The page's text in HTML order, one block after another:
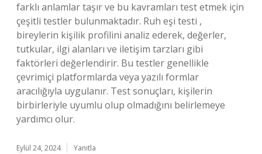
farklı anlamlar taşır ve bu kavramları test etmek için
çeşitli testler bulunmaktadır. Ruh eşi testi ,
bireylerin kişilik profilini analiz ederek, değerler,
tutkular, ilgi alanları ve iletişim tarzları gibi
faktörleri değerlendirir. Bu testler genellikle
çevrimiçi platformlarda veya yazılı formlar
aracılığıyla uygulanır. Test sonuçları, kişilerin
birbirleriyle uyumlu olup olmadığını belirlemeye
yardımcı olur.
Eylül 24, 2024 Yanıtla